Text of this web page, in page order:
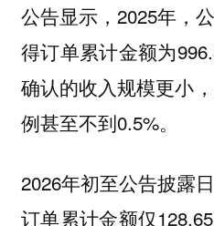
公告显示，2025年，
得订单累计金额为
确认的收入规模更小
例甚至不到0.5%。
2026年初至公告披露
订单累计金额仅